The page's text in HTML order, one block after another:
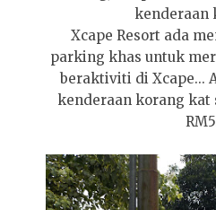
kenderaan
Xcape Resort ada
parking khas untuk
beraktiviti di Xcape...
kenderaan korang kat